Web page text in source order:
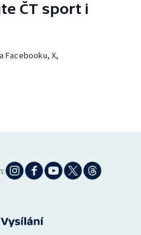
ČT sport i
Facebooku, X,